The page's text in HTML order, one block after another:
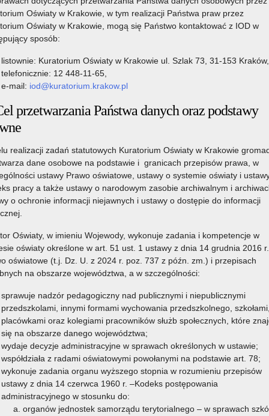
Wakacje to czas odpoczynku, zabawy i przygód. To okazja do
nowych miejsc. Czas ten pozwala nabrać sił przed
jednym z najważniejszych obowiązków osób
Każdego roku tysiące dzieci uczestniczą w koloniach,
które mają służyć nie tylko rekreacji, ale również
był udany i przynosił oczekiwane korzyści, musi odbywać
uczestników.
przepisy dotyczące wypoczynku dzieci i młodzieży oraz
i innymi podmiotami organizującymi wypoczynek. Celem tych
uczestników obozów i kolonii. W efekcie tych prac
dzieci i młodzieży. Zmiany te weszły w życie 6 czerwca
Ustaw Rzeczypospolitej Polskiej nr 704
dodatkowych rozwiązań zwiększających
wypoczynku.
wodą. Wprowadzają jednoznaczny zakaz organizowania
będzie dopilnowanie, aby uczestnicy korzystali z kąpieliska
w godzinach jego funkcjonowania określonych w
w porze dziennej, tj. od wschodu do zachodu słońca.
informacyjno-edukacyjnym dla wychowawcy wypoczynku.
korzystania z wyznaczonego obszaru wodnego, w
jego funkcjonowania. Jeśli regulamin nie określa godzin
że można z niego korzystać wyłącznie w porze
bezpiecznego przebywania nad wodą.
Oświaty w Krakowie, w tym realizacji Państwa praw przez
Oświaty w Krakowie, mogą się Państwo kontaktować z IOD w
sposób:
listownie: Kuratorium Oświaty w Krakowie ul. Szlak 73, 31-153 Kraków,
telefonicznie: 12 448-11-65,
e-mail: iod@kuratorium.krakow.pl
przetwarzania Państwa danych oraz podstawy
realizacji zadań statutowych Kuratorium Oświaty w Krakowie
dane osobowe na podstawie i granicach przepisów prawa, w
ustawy Prawo oświatowe, ustawy o systemie oświaty i
pracy a także ustawy o narodowym zasobie archiwalnym i
o ochronie informacji niejawnych i ustawy o dostępie do informacji
Oświaty, w imieniu Wojewody, wykonuje zadania i kompetencje w
oświaty określone w art. 51 ust. 1 ustawy z dnia 14 grudnia 2016 r.
oświatowe (t.j. Dz. U. z 2024 r. poz. 737 z późn. zm.) i przepisach
na obszarze województwa, a w szczególności:
sprawuje nadzór pedagogiczny nad publicznymi i niepublicznymi
przedszkolami, innymi formami wychowania przedszkolnego, szkołami,
placówkami oraz kolegiami pracowników służb społecznych, które
się na obszarze danego województwa;
wydaje decyzje administracyjne w sprawach określonych w ustawie;
współdziała z radami oświatowymi powołanymi na podstawie art. 78;
wykonuje zadania organu wyższego stopnia w rozumieniu przepisów
ustawy z dnia 14 czerwca 1960 r. –Kodeks postępowania
administracyjnego w stosunku do:
organów jednostek samorządu terytorialnego – w sprawach